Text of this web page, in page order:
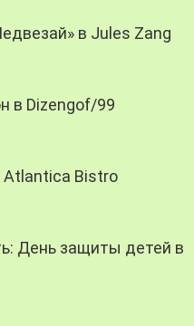
в Jules Zang
в Dizengof/99
Bistro
День защиты детей в